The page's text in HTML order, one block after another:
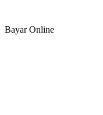
Bayar Online